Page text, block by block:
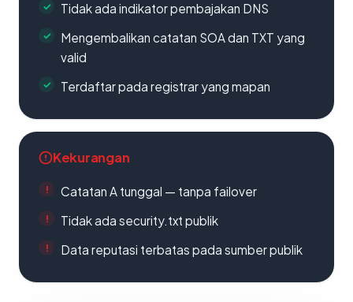
Tidak ada indikator pembajakan DNS
Mengembalikan catatan SOA dan TXT yang
valid
Terdaftar pada registrar yang mapan
Kekurangan
Catatan A tunggal — tanpa failover
Tidak ada security.txt publik
Data reputasi terbatas pada sumber publik